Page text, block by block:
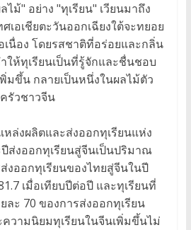
ม้" อย่าง "ทุเรียน" เวียนมาถึง
เอเชียตะวันออกเฉียงใต้จะทยอย
เนื่อง โดยรสชาติที่อร่อยและกลิ่น
ห้ทุเรียนเป็นที่รู้จักและชื่นชอบ
มขึ้น กลายเป็นหนึ่งในผลไม้ตัว
รัวชาวจีน
ล่งผลิตและส่งออกทุเรียนแห่ง
ส่งออกทุเรียนสู่จีนเป็นปริมาณ
งออกทุเรียนของไทยสู่จีนในปี
เมื่อเทียบปีต่อปี และทุเรียนที่
ละ 70 ของการส่งออกทุเรียน
วามนิยมทุเรียนในจีนเพิ่มขึ้นไม่